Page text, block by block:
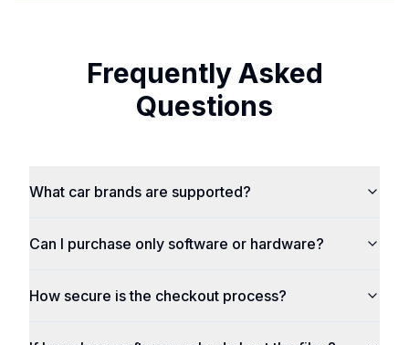
Frequently Asked
Questions
What car brands are supported?
Can I purchase only software or hardware?
How secure is the checkout process?